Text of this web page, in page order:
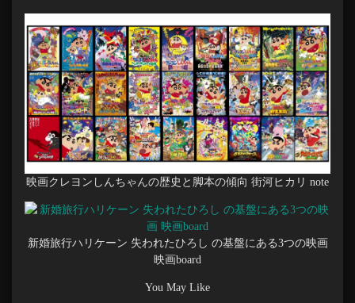
映画クレヨンしんちゃんの歴史と脚本の傾向 街河ヒカリ note
新婚旅行ハリケーン 失われたひろし の基盤にある3つの映画
映画board
You May Like